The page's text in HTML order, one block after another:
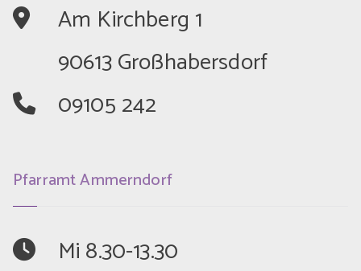
	Am Kirchberg 1
	90613 Großhabersdorf
	09105 242
Pfarramt Ammerndorf
	Mi 8.30-13.30